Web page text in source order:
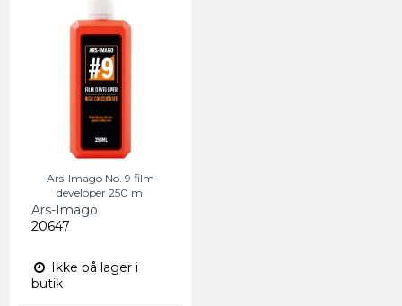
Ars-Imago No. 9 film
developer 250 ml
Ars-Imago
20647
Ikke på lager i
butik